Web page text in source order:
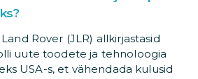
Rover (JLR) allkirjastasid
uute toodete ja tehnoloogia
USA-s, et vähendada kulusid